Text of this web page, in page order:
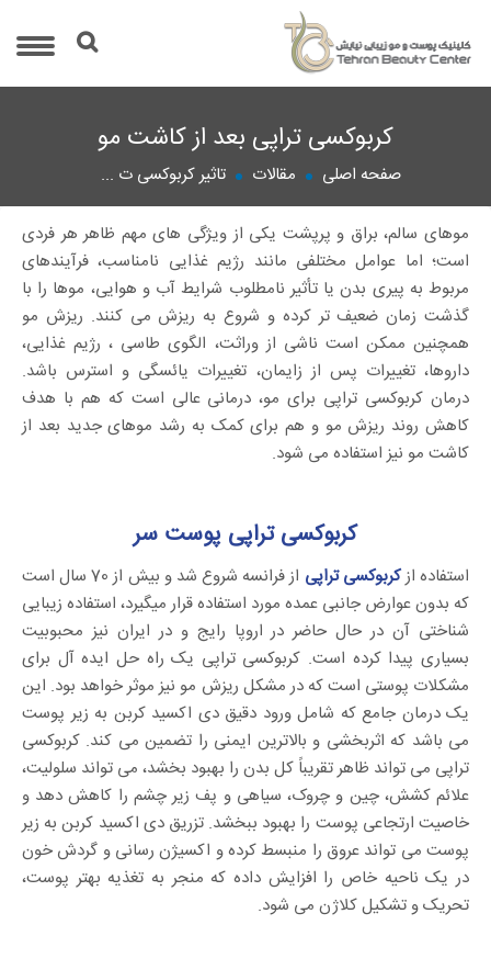
کربوکسی تراپی بعد از کاشت مو
صفحه اصلی مقالات تاثیر کربوکسی ت ...
موهای سالم، براق و پرپشت یکی از ویژگی های مهم ظاهر هر فردی
است؛ اما عوامل مختلفی مانند رژیم غذایی نامناسب، فرآیندهای
مربوط به پیری بدن یا تأثیر نامطلوب شرایط آب و هوایی، موها را با
گذشت زمان ضعیف تر کرده و شروع به ریزش می کنند. ریزش مو
همچنین ممکن است ناشی از وراثت، الگوی طاسی ، رژیم غذایی،
داروها، تغییرات پس از زایمان، تغییرات یائسگی و استرس باشد.
درمان کربوکسی تراپی برای مو، درمانی عالی است که هم با هدف
کاهش روند ریزش مو و هم برای کمک به رشد موهای جدید بعد از
کاشت مو نیز استفاده می شود.
کربوکسی تراپی پوست سر
استفاده ازکربوکسی تراپی
از فرانسه شروع شد و بیش از 70 سال است
که بدون عوارض جانبی عمده مورد استفاده قرار میگیرد، استفاده زیبایی
شناختی آن در حال حاضر در اروپا رایج و در ایران نیز محبوبیت
بسیاری پیدا کرده است. کربوکسی تراپی یک راه حل ایده آل برای
مشکلات پوستی است که در مشکل ریزش مو نیز موثر خواهد بود. این
یک درمان جامع که شامل ورود دقیق دی اکسید کربن به زیر پوست
می باشد که اثربخشی و بالاترین ایمنی را تضمین می کند. کربوکسی
تراپی می تواند ظاهر تقریباً کل بدن را بهبود بخشد، می تواند سلولیت،
علائم کشش، چین و چروک، سیاهی و پف زیر چشم را کاهش دهد و
خاصیت ارتجاعی پوست را بهبود ببخشد. تزریق دی اکسید کربن به زیر
پوست می تواند عروق را منبسط کرده و اکسیژن رسانی و گردش خون
در یک ناحیه خاص را افزایش داده که منجر به تغذیه بهتر پوست،
تحریک و تشکیل کلاژن می شود.